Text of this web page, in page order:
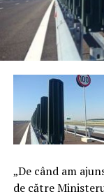
„De când am
de către